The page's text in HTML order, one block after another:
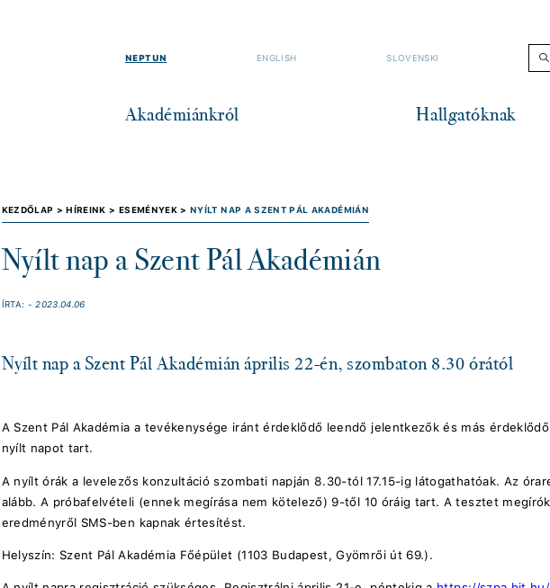
NEPTUN ENGLISH SLOVENSKI
Akadémiánkról Hallgatóknak
KEZDŐLAP > HÍREINK > ESEMÉNYEK > NYÍLT NAP A SZENT PÁL AKADÉMIÁN
Nyílt nap a Szent Pál Akadémián
ÍRTA: - 2023.04.06
Nyílt nap a Szent Pál Akadémián április 22-én, szombaton 8.30 órától
A Szent Pál Akadémia a tevékenysége iránt érdeklődő leendő jelentkezők és más
nyílt napot tart.
A nyílt órák a levelezős konzultáció szombati napján 8.30-tól 17.15-ig látogathatóak. Az
alább. A próbafelvételi (ennek megírása nem kötelező) 9-től 10 óráig tart. A tesztet
eredményről SMS-ben kapnak értesítést.
Helyszín: Szent Pál Akadémia Főépület (1103 Budapest, Gyömrői út 69.).